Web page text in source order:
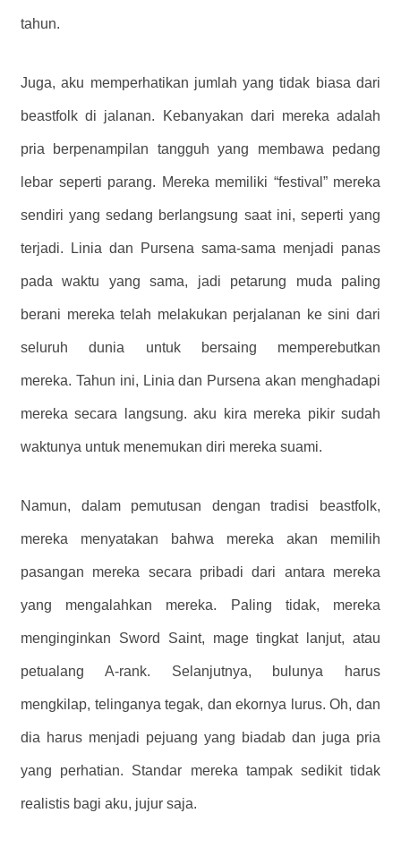
tahun.
Juga, aku memperhatikan jumlah yang tidak biasa dari
beastfolk di jalanan. Kebanyakan dari mereka adalah
pria berpenampilan tangguh yang membawa pedang
lebar seperti parang. Mereka memiliki “festival” mereka
sendiri yang sedang berlangsung saat ini, seperti yang
terjadi. Linia dan Pursena sama-sama menjadi panas
pada waktu yang sama, jadi petarung muda paling
berani mereka telah melakukan perjalanan ke sini dari
seluruh dunia untuk bersaing memperebutkan
mereka. Tahun ini, Linia dan Pursena akan menghadapi
mereka secara langsung. aku kira mereka pikir sudah
waktunya untuk menemukan diri mereka suami.
Namun, dalam pemutusan dengan tradisi beastfolk,
mereka menyatakan bahwa mereka akan memilih
pasangan mereka secara pribadi dari antara mereka
yang mengalahkan mereka. Paling tidak, mereka
menginginkan Sword Saint, mage tingkat lanjut, atau
petualang A-rank. Selanjutnya, bulunya harus
mengkilap, telinganya tegak, dan ekornya lurus. Oh, dan
dia harus menjadi pejuang yang biadab dan juga pria
yang perhatian. Standar mereka tampak sedikit tidak
realistis bagi aku, jujur ​​​​saja.